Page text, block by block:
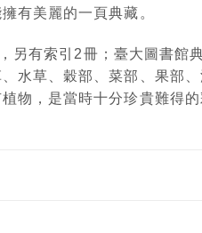
有美麗的一頁典藏。
有索引2冊；臺大圖書館
水草、穀部、菜部、果部
物，是當時十分珍貴難得的